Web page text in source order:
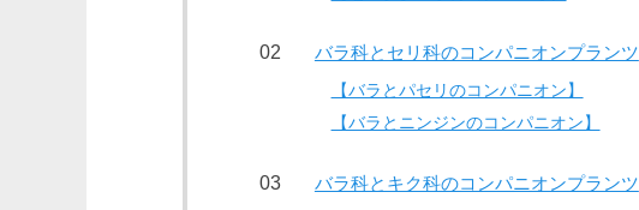
バラ科とセリ科のコンパニオンプランツ
【バラとパセリのコンパニオン】
【バラとニンジンのコンパニオン】
バラ科とキク科のコンパニオンプランツ